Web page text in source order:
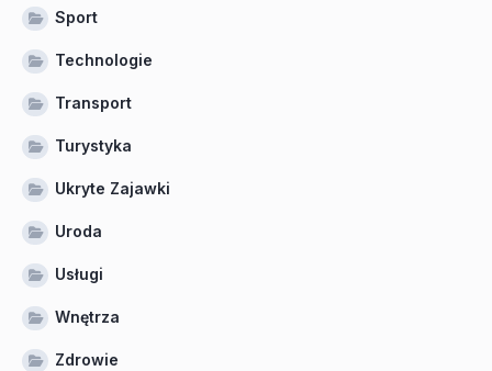
Sport
Technologie
Transport
Turystyka
Ukryte Zajawki
Uroda
Usługi
Wnętrza
Zdrowie